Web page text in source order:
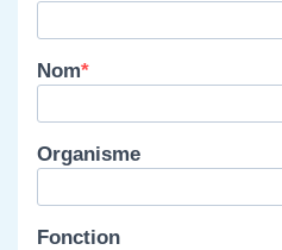
Nom
Organisme
Fonction